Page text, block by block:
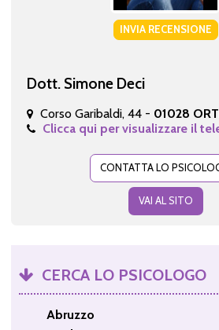
INVIA RECENSIONE
Dott. Simone Deci
Corso Garibaldi, 44 - 01028
Clicca qui per visualizzare il
CONTATTA LO
VAI AL SITO
CERCA LO PSICOLOGO
Abruzzo